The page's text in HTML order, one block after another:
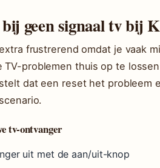
geen signaal tv bij
frustrerend omdat je vaak
TV-problemen thuis op te
dat een reset het probleem
tv-ontvanger
uit met de aan/uit-knop